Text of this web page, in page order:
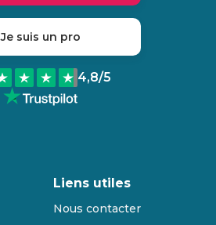
Je suis un pro
4,8/5
Liens utiles
Nous contacter